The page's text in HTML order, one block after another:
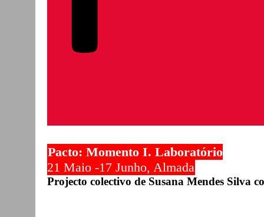
Pacto: Momento I. Laboratório
21 Maio -17 Junho, Almada
Projecto colectivo de Susana Mendes Silva